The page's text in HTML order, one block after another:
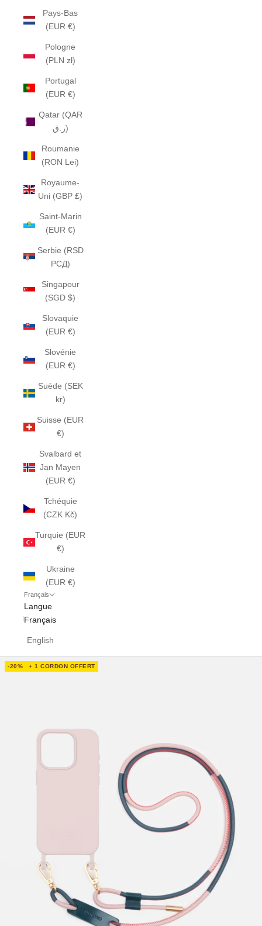
Pays-Bas
(EUR €)
Pologne
(PLN zł)
Portugal
(EUR €)
Qatar (QAR
ر.ق)
Roumanie
(RON Lei)
Royaume-
Uni (GBP £)
Saint-Marin
(EUR €)
Serbie (RSD
РСД)
Singapour
(SGD $)
Slovaquie
(EUR €)
Slovénie
(EUR €)
Suède (SEK
kr)
Suisse (EUR
€)
Svalbard et
Jan Mayen
(EUR €)
Tchéquie
(CZK Kč)
Turquie (EUR
€)
Ukraine
(EUR €)
Français
Langue
Français
English
-20% + 1 CORDON OFFERT